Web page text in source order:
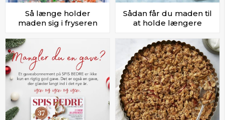
Så længe holder
maden sig i fryseren
Sådan får du maden til
at holde længere